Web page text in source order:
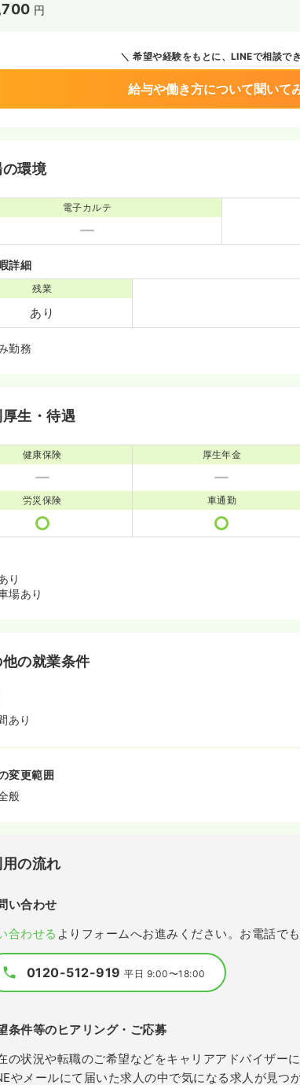
円
希望や経験をもとに、LINEで相談で
給与や働き方について聞いて
環境
電子カルテ
詳細
残業
あり
勤務
生・待遇
健康保険 厚生年金
労災保険 車通勤
り
場あり
他の就業条件
あり
変更範囲
般
用の流れ
い合わせ
合わせる よりフォームへお進みください。お電話で
0120-512-919平日 9:00〜18:00
条件等のヒアリング・ご応募
の状況や転職のご希望などをキャリアアドバイザーに
やメールにて届いた求人の中で気になる求人が見つ